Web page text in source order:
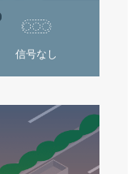
信号なし